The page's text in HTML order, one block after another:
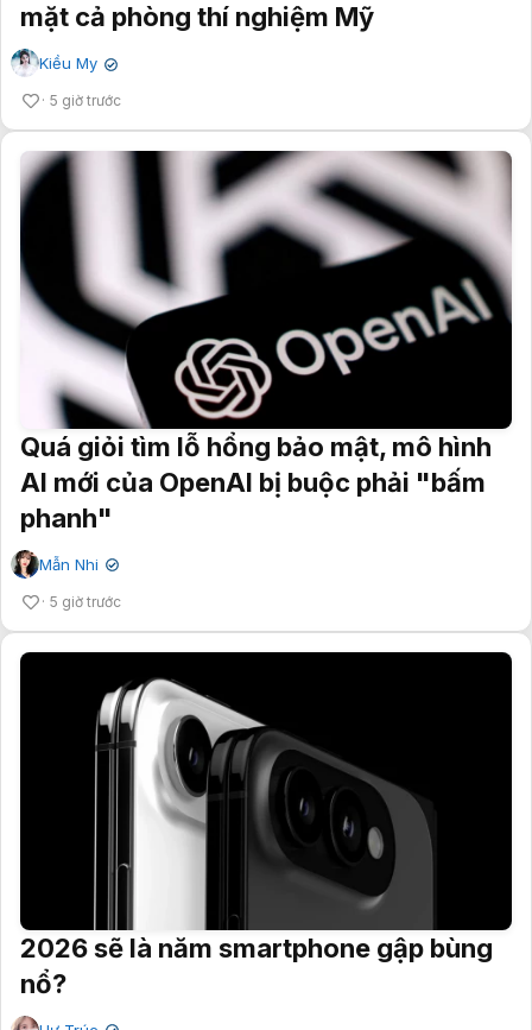
mặt cả phòng thí nghiệm Mỹ
Kiều My ✔
5 giờ trước
Quá giỏi tìm lỗ hổng bảo mật, mô hình
AI mới của OpenAI bị buộc phải "bấm
phanh"
Mẫn Nhi ✔
5 giờ trước
2026 sẽ là năm smartphone gập bùng
nổ?